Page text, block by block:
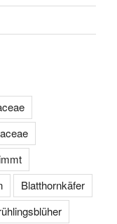
Blatthornkäfer